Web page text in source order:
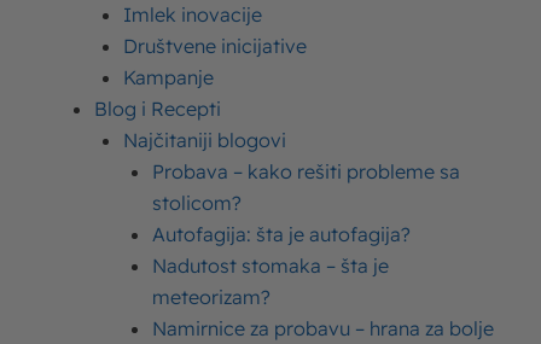
Imlek inovacije
Društvene inicijative
Kampanje
Blog i Recepti
Najčitaniji blogovi
Probava – kako rešiti probleme sa
stolicom?
Autofagija: šta je autofagija?
Nadutost stomaka – šta je
meteorizam?
Namirnice za probavu – hrana za bolje
Vaša adresa e-pošte neće biti objavljena.
Neophodna polja su označena
Upišite